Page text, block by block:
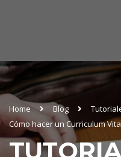
Home Blog
Cómo hacer un Curriculum